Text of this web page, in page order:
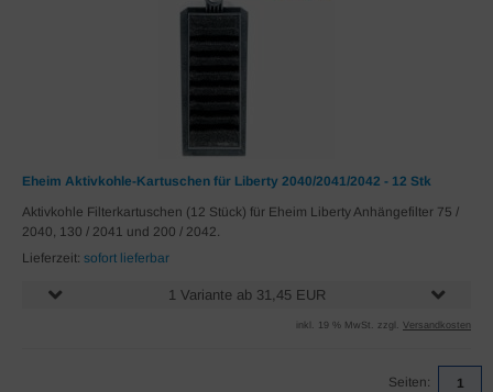
Eheim Aktivkohle-Kartuschen für Liberty 2040/2041/2042 - 12 Stk
Aktivkohle Filterkartuschen (12 Stück) für Eheim Liberty Anhängefilter 75 /
2040, 130 / 2041 und 200 / 2042.
Lieferzeit: sofort lieferbar
1 Variante ab 31,45 EUR
inkl. 19 % MwSt. zzgl. Versandkosten
Seiten: 1